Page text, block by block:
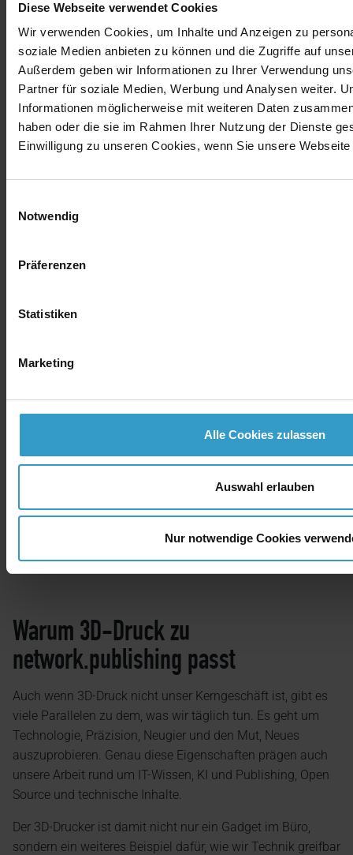
Diese Webseite verwendet Cookies
Wir verwenden Cookies, um Inhalte und Anzeigen zu
soziale Medien anbieten zu können und die Zugriffe auf
Außerdem geben wir Informationen zu Ihrer Verwendung
Partner für soziale Medien, Werbung und Analysen weiter.
Informationen möglicherweise mit weiteren Daten
haben oder die sie im Rahmen Ihrer Nutzung der Dienste
Einwilligung zu unseren Cookies, wenn Sie unsere
Notwendig
Präferenzen
Statistiken
Marketing
Alle Cookies zulassen
Auswahl erlauben
Nur notwendige Cookies
willkommen
Der 3D-Drucker ist bei uns kein exklusives Spielzeug für
Technikfans, sondern ein offenes Werkzeug für alle, die
eine Idee haben. Wer im Team ein Projekt, einen
praktischen Anwendungsfall oder einfach Lust auf einen
Druck hat, kann das jederzeit einbringen.
dazu und haben Freude daran, digitale Modelle in reale
Arbeitsweise: Neugierig bleiben, Technik ausprobieren und
Gerade dieser spielerische Ansatz passt gut zu unserem
sondern auch Spaß machen und begeistern.
Warum 3D-Druck zu
network.publishing passt
Auch wenn 3D-Druck nicht unser Kerngeschäft ist, gibt es
viele Parallelen zu dem, was wir täglich tun. Es geht um
Technologie, Präzision, Neugier und den Mut, Neues
auszuprobieren. Genau diese Eigenschaften prägen auch
unsere Arbeit rund um IT-Wissen, KI und Publishing, Open
Source und technische Inhalte.
Der 3D-Drucker ist damit nicht nur ein Gadget im Büro,
sondern ein weiteres Beispiel dafür, wie wir Technik greifbar